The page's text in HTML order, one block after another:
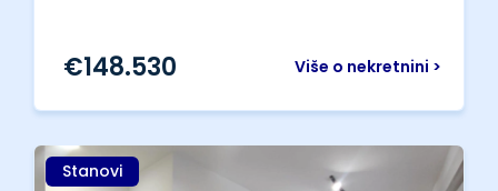
Više o nekretnini >
€148.530
Stanovi